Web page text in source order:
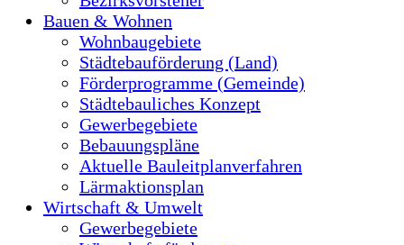
Bauen & Wohnen
Wohnbaugebiete
Städtebauförderung (Land)
Förderprogramme (Gemeinde)
Städtebauliches Konzept
Gewerbegebiete
Bebauungspläne
Aktuelle Bauleitplanverfahren
Lärmaktionsplan
Wirtschaft & Umwelt
Gewerbegebiete